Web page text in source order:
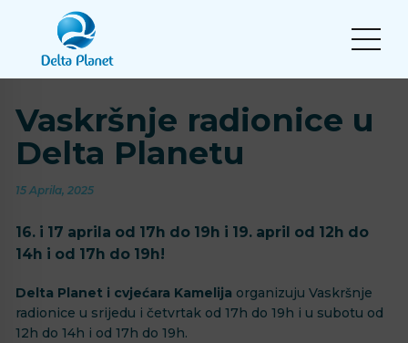
Vaskršnje radionice u
Delta Planetu
15 Aprila, 2025
16. i 17 aprila od 17h do 19h i 19. april od 12h do
14h i od 17h do 19h!
Delta Planet i cvjećara Kamelija organizuju Vaskršnje
radionice u srijedu i četvrtak od 17h do 19h i u subotu od
12h do 14h i od 17h do 19h.